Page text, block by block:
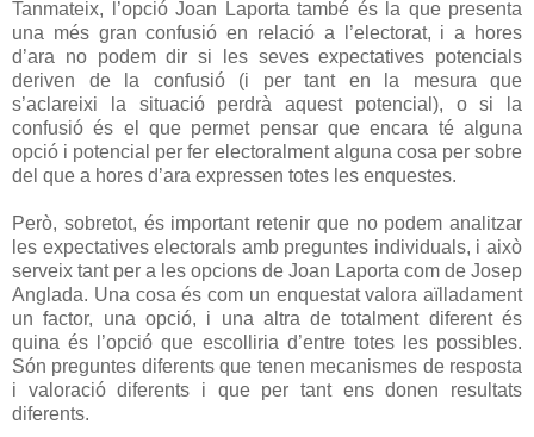
Tanmateix, l’opció Joan Laporta també és la que presenta
una més gran confusió en relació a l’electorat, i a hores
d’ara no podem dir si les seves expectatives potencials
deriven de la confusió (i per tant en la mesura que
s’aclareixi la situació perdrà aquest potencial), o si la
confusió és el que permet pensar que encara té alguna
opció i potencial per fer electoralment alguna cosa per sobre
del que a hores d’ara expressen totes les enquestes.
Però, sobretot, és important retenir que no podem analitzar
les expectatives electorals amb preguntes individuals, i això
serveix tant per a les opcions de Joan Laporta com de Josep
Anglada. Una cosa és com un enquestat valora aïlladament
un factor, una opció, i una altra de totalment diferent és
quina és l’opció que escolliria d’entre totes les possibles.
Són preguntes diferents que tenen mecanismes de resposta
i valoració diferents i que per tant ens donen resultats
diferents.